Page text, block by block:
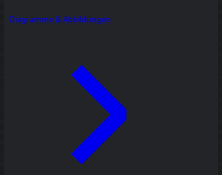
Diagramme & Abbildungen